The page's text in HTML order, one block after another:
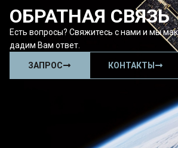
ОБРАТНАЯ СВЯЗЬ
Есть вопросы? Свяжитесь с нами и мы
дадим Вам ответ.
ЗАПРОС КОНТАКТЫ